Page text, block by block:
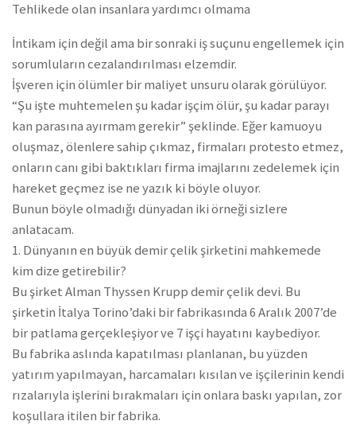
Tehlikede olan insanlara yardımcı olmama
İntikam için değil ama bir sonraki iş suçunu engellemek için
sorumluların cezalandırılması elzemdir.
İşveren için ölümler bir maliyet unsuru olarak görülüyor.
“Şu işte muhtemelen şu kadar işçim ölür, şu kadar parayı
kan parasına ayırmam gerekir” şeklinde. Eğer kamuoyu
oluşmaz, ölenlere sahip çıkmaz, firmaları protesto etmez,
onların canı gibi baktıkları firma imajlarını zedelemek için
hareket geçmez ise ne yazık ki böyle oluyor.
Bunun böyle olmadığı dünyadan iki örneği sizlere
anlatacam.
1. Dünyanın en büyük demir çelik şirketini mahkemede
kim dize getirebilir?
Bu şirket Alman Thyssen Krupp demir çelik devi. Bu
şirketin İtalya Torino’daki bir fabrikasında 6 Aralık 2007’de
bir patlama gerçekleşiyor ve 7 işçi hayatını kaybediyor.
Bu fabrika aslında kapatılması planlanan, bu yüzden
yatırım yapılmayan, harcamaları kısılan ve işçilerinin kendi
rızalarıyla işlerini bırakmaları için onlara baskı yapılan, zor
koşullara itilen bir fabrika.